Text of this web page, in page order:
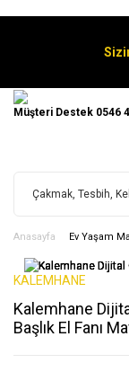
Müşteri Destek 0546
Anasayfa Ev Yaşam
KALEMHANE
Kalemhane
Başlık El Fanı